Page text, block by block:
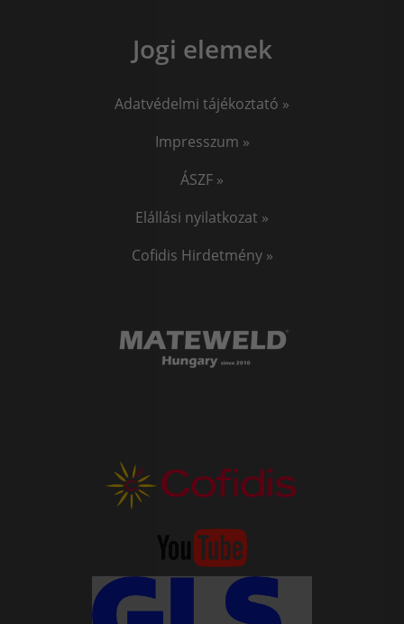
Jogi elemek
Adatvédelmi tájékoztató »
Impresszum »
ÁSZF »
Elállási nyilatkozat »
Cofidis Hirdetmény »